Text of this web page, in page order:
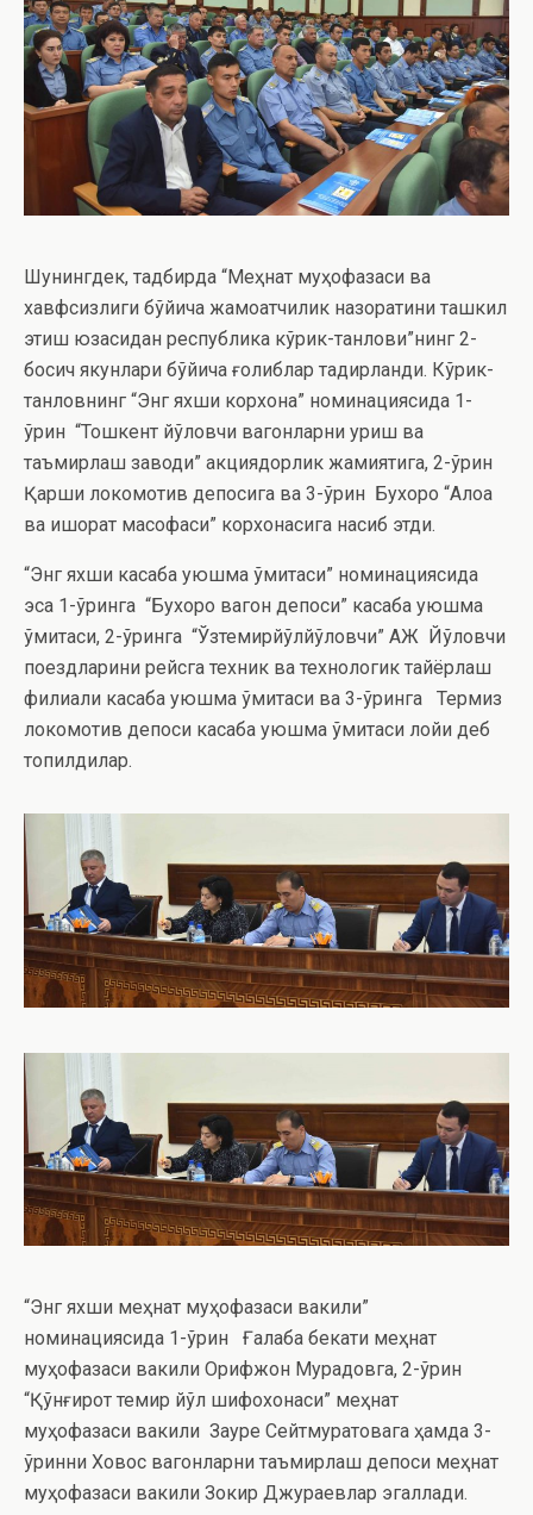
Шунингдек, тадбирда “Меҳнат муҳофазаси ва
хавфсизлиги бўйича жамоатчилик назоратини ташкил
этиш юзасидан республика кўрик-танлови”нинг 2-
босқич якунлари бўйича ғолиблар тақдирланди. Кўрик-
танловнинг “Энг яхши корхона” номинациясида 1-
ўрин “Тошкент йўловчи вагонларни қуриш ва
таъмирлаш заводи” акциядорлик жамиятига, 2-ўрин
Қарши локомотив депосига ва 3-ўрин Бухоро “Алоқа
ва ишорат масофаси” корхонасига насиб этди.
“Энг яхши касаба уюшма қўмитаси” номинациясида
эса 1-ўринга “Бухоро вагон депоси” касаба уюшма
қўмитаси, 2-ўринга “Ўзтемирйўлйўловчи” АЖ Йўловчи
поездларини рейсга техник ва технологик тайёрлаш
филиали касаба уюшма қўмитаси ва 3-ўринга Термиз
локомотив депоси касаба уюшма қўмитаси лойиқ деб
топилдилар.
“Энг яхши меҳнат муҳофазаси вакили”
номинациясида 1-ўрин Ғалаба бекати меҳнат
муҳофазаси вакили Орифжон Мурадовга, 2-ўрин
“Қўнғирот темир йўл шифохонаси” меҳнат
муҳофазаси вакили Зауре Сейтмуратовага ҳамда 3-
ўринни Ховос вагонларни таъмирлаш депоси меҳнат
муҳофазаси вакили Зокир Джураевлар эгаллади.